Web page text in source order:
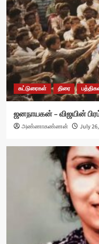
கட்டுரைகள் திரை
ஜனநாயகன் – விஜயின்
அண்ணாகண்ணன் July